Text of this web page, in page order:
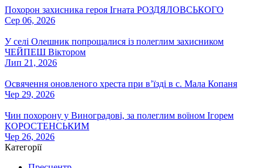
Похорон захисника героя Ігната РОЗДЯЛОВСЬКОГО
Сер 06, 2026
У селі Олешник попрощалися із полеглим захисником
ЧЕЙПЕШ Віктором
Лип 21, 2026
Освячення оновленого хреста при вʼїзді в с. Мала Копаня
Чер 29, 2026
Чин похорону у Виноградові, за полеглим воїном Ігорем
КОРОСТЕНСЬКИМ
Чер 26, 2026
Категорії